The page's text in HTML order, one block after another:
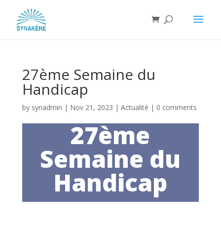
27ème Semaine du
Handicap
by synadmin | Nov 21, 2023 | Actualité | 0 comments
27ème
Semaine du
Handicap